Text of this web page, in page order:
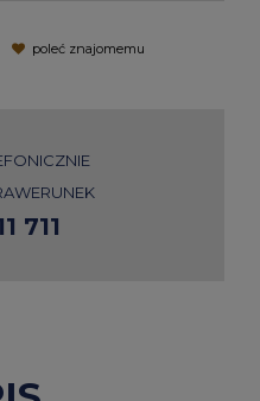
poleć znajomemu
711